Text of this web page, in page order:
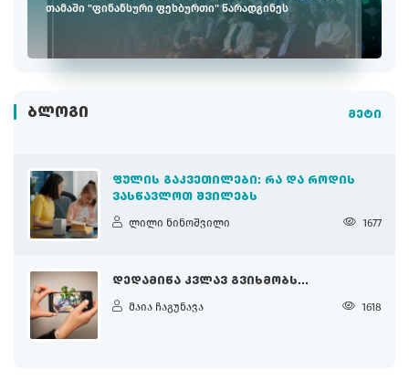
თამაში "ფინანსური ფეხბურთი" წარადგინეს
ᲑᲚᲝᲒᲘ მეტი
ᲤᲣᲚᲘᲡ ᲒᲐᲙᲕᲔᲗᲘᲚᲔᲑᲘ: ᲠᲐ ᲓᲐ ᲠᲝᲓᲘᲡ
ᲕᲐᲡᲬᲐᲕᲚᲝᲗ ᲨᲕᲘᲚᲔᲑᲡ
ლილი ნინოშვილი 1677
ᲓᲔᲓᲐᲛᲘᲬᲐ ᲙᲕᲚᲐᲕ ᲒᲕᲘᲮᲛᲝᲑᲡ...
მაია ჩაგუნავა 1618